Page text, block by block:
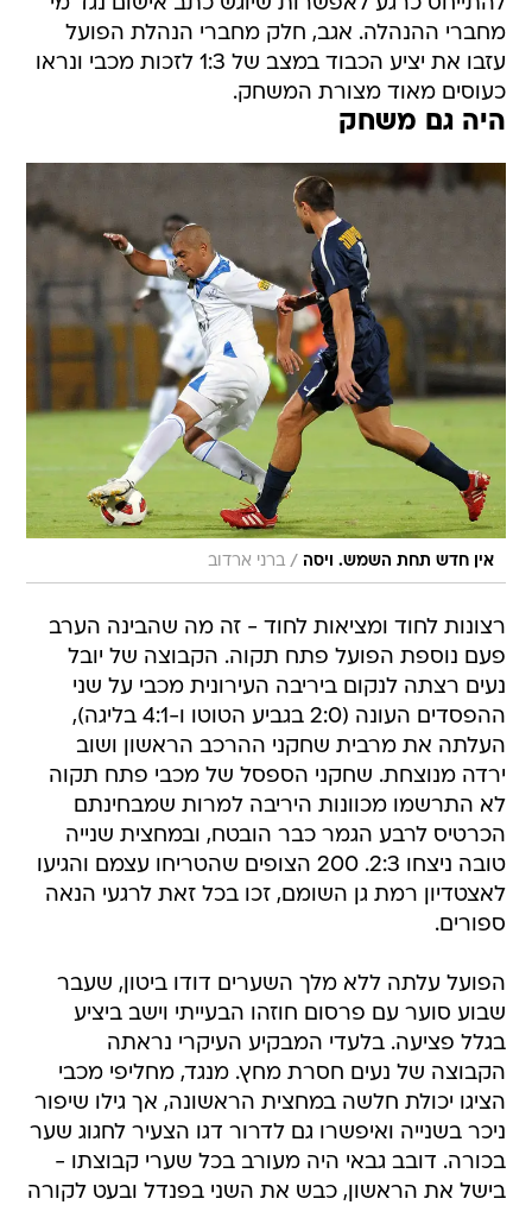
מחברי ההנהלה. אגב, חלק מחברי הנהלת הפועל
עזבו את יציע הכבוד במצב של 1:3 לזכות מכבי ונראו
כעוסים מאוד מצורת המשחק.
היה גם משחק
אין חדש תחת השמש. ויסה / ברני ארדוב
רצונות לחוד ומציאות לחוד - זה מה שהבינה הערב
פעם נוספת הפועל פתח תקוה. הקבוצה של יובל
נעים רצתה לנקום ביריבה העירונית מכבי על שני
ההפסדים העונה (2:0 בגביע הטוטו ו-4:1 בליגה),
העלתה את מרבית שחקני ההרכב הראשון ושוב
ירדה מנוצחת. שחקני הספסל של מכבי פתח תקוה
לא התרשמו מכוונות היריבה למרות שמבחינתם
הכרטיס לרבע הגמר כבר הובטח, ובמחצית שנייה
טובה ניצחו 2:3. 200 הצופים שהטריחו עצמם והגיעו
לאצטדיון רמת גן השומם, זכו בכל זאת לרגעי הנאה
ספורים.
הפועל עלתה ללא מלך השערים דודו ביטון, שעבר
שבוע סוער עם פרסום חוזהו הבעייתי וישב ביציע
בגלל פציעה. בלעדי המבקיע העיקרי נראתה
הקבוצה של נעים חסרת מחץ. מנגד, מחליפי מכבי
הציגו יכולת חלשה במחצית הראשונה, אך גילו שיפור
ניכר בשנייה ואיפשרו גם לדרור דגו הצעיר לחגוג שער
בכורה. דובב גבאי היה מעורב בכל שערי קבוצתו -
בישל את הראשון, כבש את השני בפנדל ובעט לקורה